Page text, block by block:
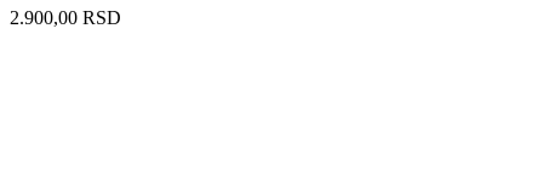
2.900,00 RSD